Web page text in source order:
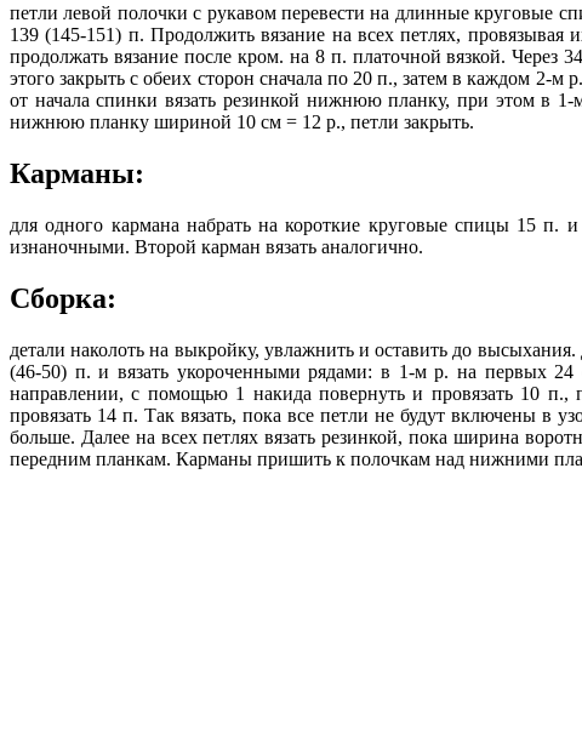
петли левой полочки с рукавом перевести на длинные круговые
139 (145-151) п. Продолжить вязание на всех петлях,
продолжать вязание после кром. на 8 п. платочной вязкой. Через
этого закрыть с обеих сторон сначала по 20 п., затем в каждом 2-
от начала спинки вязать резинкой нижнюю планку, при этом в
нижнюю планку шириной 10 см = 12 р., петли закрыть.
Карманы:
для одного кармана набрать на короткие круговые спицы 15 п.
изнаночными. Второй карман вязать аналогично.
Сборка:
детали наколоть на выкройку, увлажнить и оставить до
(46-50) п. и вязать укороченными рядами: в 1-м р. на первых 24
направлении, с помощью 1 накида повернуть и провязать 10
провязать 14 п. Так вязать, пока все петли не будут включены в
больше. Далее на всех петлях вязать резинкой, пока ширина
передним планкам. Карманы пришить к полочкам над нижними